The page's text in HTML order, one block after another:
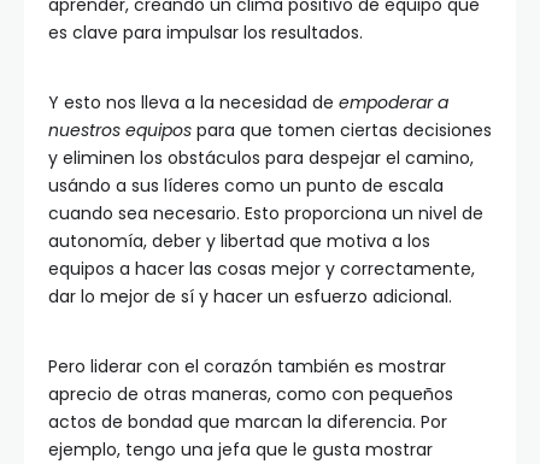
aprender, creando un clima positivo de equipo que
es clave para impulsar los resultados.
Y esto nos lleva a la necesidad de empoderar a
nuestros equipos para que tomen ciertas decisiones
y eliminen los obstáculos para despejar el camino,
usándo a sus líderes como un punto de escala
cuando sea necesario. Esto proporciona un nivel de
autonomía, deber y libertad que motiva a los
equipos a hacer las cosas mejor y correctamente,
dar lo mejor de sí y hacer un esfuerzo adicional.
Pero liderar con el corazón también es mostrar
aprecio de otras maneras, como con pequeños
actos de bondad que marcan la diferencia. Por
ejemplo, tengo una jefa que le gusta mostrar